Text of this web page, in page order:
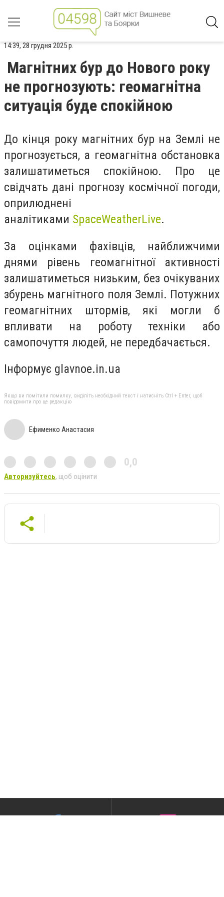
14:39, 28 грудня 2025 р.
Магнітних бур до Нового року
не прогнозують: геомагнітна
ситуація буде спокійною
До кінця року магнітних бур на Землі не
прогнозується, а геомагнітна обстановка
залишатиметься спокійною. Про це
свідчать дані прогнозу космічної погоди,
оприлюднені
аналітиками SpaceWeatherLive.
За оцінками фахівців, найближчими
днями рівень геомагнітної активності
залишатиметься низьким, без очікуваних
збурень магнітного поля Землі. Потужних
геомагнітних штормів, які могли б
впливати на роботу техніки або
самопочуття людей, не передбачається.
Інформує glavnoe.in.ua
Якщо ви помітили помилку, виділіть необхідний текст і натисніть Ctrl + Enter, щоб
повідомити про це редакцію
Ефименко Анастасия
0,0
Авторизуйтесь, щоб оцінити